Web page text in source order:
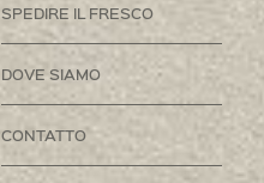
SPEDIRE IL FRESCO
DOVE SIAMO
CONTATTO